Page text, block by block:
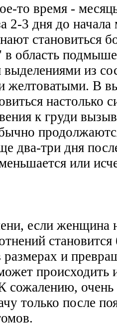
то время -
2-3 дня до начала
становиться
в область
из
желтоватыми. В
настолько
к груди
два-три дня
или
если женщина
размерах и
происходить
сожалению,
только после